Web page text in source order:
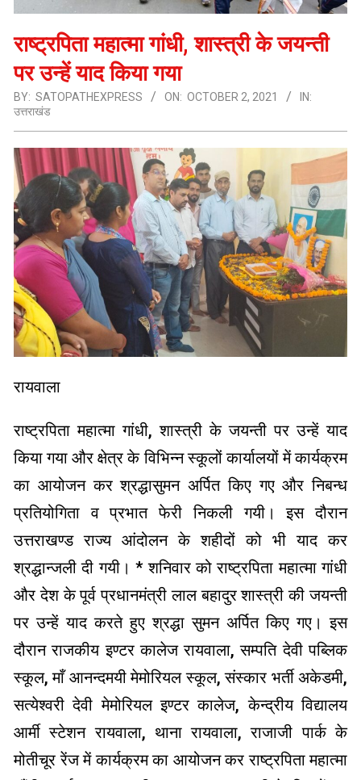
राष्ट्रपिता महात्मा गांधी, शास्त्री के जयन्ती
पर उन्हें याद किया गया
BY: SATOPATHEXPRESS ON: OCTOBER 2, 2021
IN:
उत्तराखंड
रायवाला
राष्ट्रपिता महात्मा गांधी, शास्त्री के जयन्ती पर उन्हें याद
किया गया और क्षेत्र के विभिन्न स्कूलों कार्यालयों में कार्यक्रम
का आयोजन कर श्रद्धासुमन अर्पित किए गए और निबन्ध
प्रतियोगिता व प्रभात फेरी निकली गयी। इस दौरान
उत्तराखण्ड राज्य आंदोलन के शहीदों को भी याद कर
श्रद्धान्जली दी गयी। * शनिवार को राष्ट्रपिता महात्मा गांधी
और देश के पूर्व प्रधानमंत्री लाल बहादुर शास्त्री की जयन्ती
पर उन्हें याद करते हुए श्रद्धा सुमन अर्पित किए गए। इस
दौरान राजकीय इण्टर कालेज रायवाला, सम्पति देवी पब्लिक
स्कूल, माँ आनन्दमयी मेमोरियल स्कूल, संस्कार भर्ती अकेडमी,
सत्येश्वरी देवी मेमोरियल इण्टर कालेज, केन्द्रीय विद्यालय
आर्मी स्टेशन रायवाला, थाना रायवाला, राजाजी पार्क के
मोतीचूर रेंज में कार्यक्रम का आयोजन कर राष्ट्रपिता महात्मा